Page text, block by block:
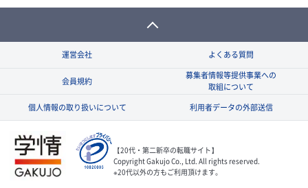
運営会社 よくある質問
会員規約
募集者情報等提供事業への
取組について
個人情報の取り扱いについて
利用者データの外部送信
【20代・第二新卒の転職サイト】
Copyright Gakujo Co., Ltd. All rights reserved.
※20代以外の方もご利用頂けます。